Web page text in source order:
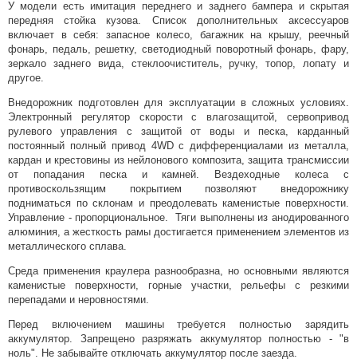
У модели есть имитация переднего и заднего бампера и скрытая
передняя стойка кузова. Список дополнительных аксессуаров
включает в себя: запасное колесо, багажник на крышу, реечный
фонарь, педаль, решетку, светодиодный поворотный фонарь, фару,
зеркало заднего вида, стеклоочиститель, ручку, топор, лопату и
другое.
Внедорожник подготовлен для эксплуатации в сложных условиях.
Электронный регулятор скорости с влагозащитой, сервопривод
рулевого управления с защитой от воды и песка, карданный
постоянный полный привод 4WD с дифференциалами из металла,
кардан и крестовины из нейлонового композита, защита трансмиссии
от попадания песка и камней. Вездеходные колеса с
противоскользящим покрытием позволяют внедорожнику
подниматься по склонам и преодолевать каменистые поверхности.
Управление - пропорциональное. Тяги выполнены из анодированного
алюминия, а жесткость рамы достигается применением элементов из
металлического сплава.
Среда применения краулера разнообразна, но основными являются
каменистые поверхности, горные участки, рельефы с резкими
перепадами и неровностями.
Перед включением машины требуется полностью зарядить
аккумулятор. Запрещено разряжать аккумулятор полностью - "в
ноль". Не забывайте отключать аккумулятор после заезда.